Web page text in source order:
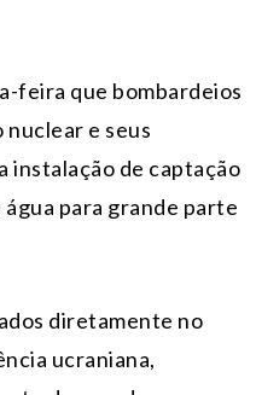
feira que bombardeios
nuclear e seus
instalação de captação
para grande parte
diretamente no
ucraniana,